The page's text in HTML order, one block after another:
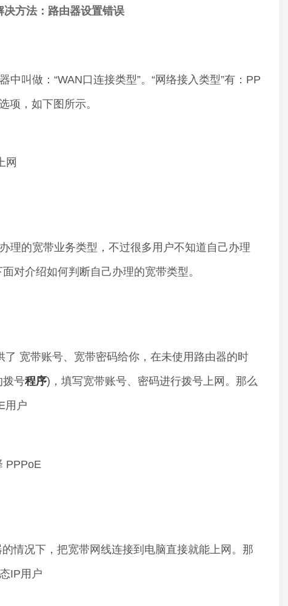
方法：路由器设置错误
叫做：“WAN口连接类型”。“网络接入类型”有：PP
项，如下图所示。
网
的宽带业务类型，不过很多用户不知道自己办理
对介绍如何判断自己办理的宽带类型。
宽带账号、宽带密码给你，在未使用路由器的时
拨号程序)，填写宽带账号、密码进行拨号上网。那么
用户
PPPoE
况下，把宽带网线连接到电脑直接就能上网。那
IP用户